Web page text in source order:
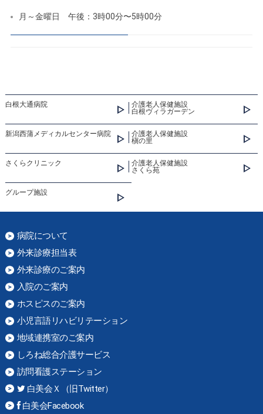
月～金曜日 午後：3時00分〜5時00分
白根大通病院
介護老人保健施設
白根ヴィラガーデン
新潟西蒲メディカルセンター病院
介護老人保健施設
槇の里
さくらクリニック
介護老人保健施設
さくら苑
グループ施設
病院について
外来診療担当表
外来診療のご案内
入院のご案内
ホスピスのご案内
小児言語リハビリテーション
地域連携室のご案内
しろね総合介護サービス
訪問看護ステーション
白美会Ｘ（旧Twitter）
白美会Facebook